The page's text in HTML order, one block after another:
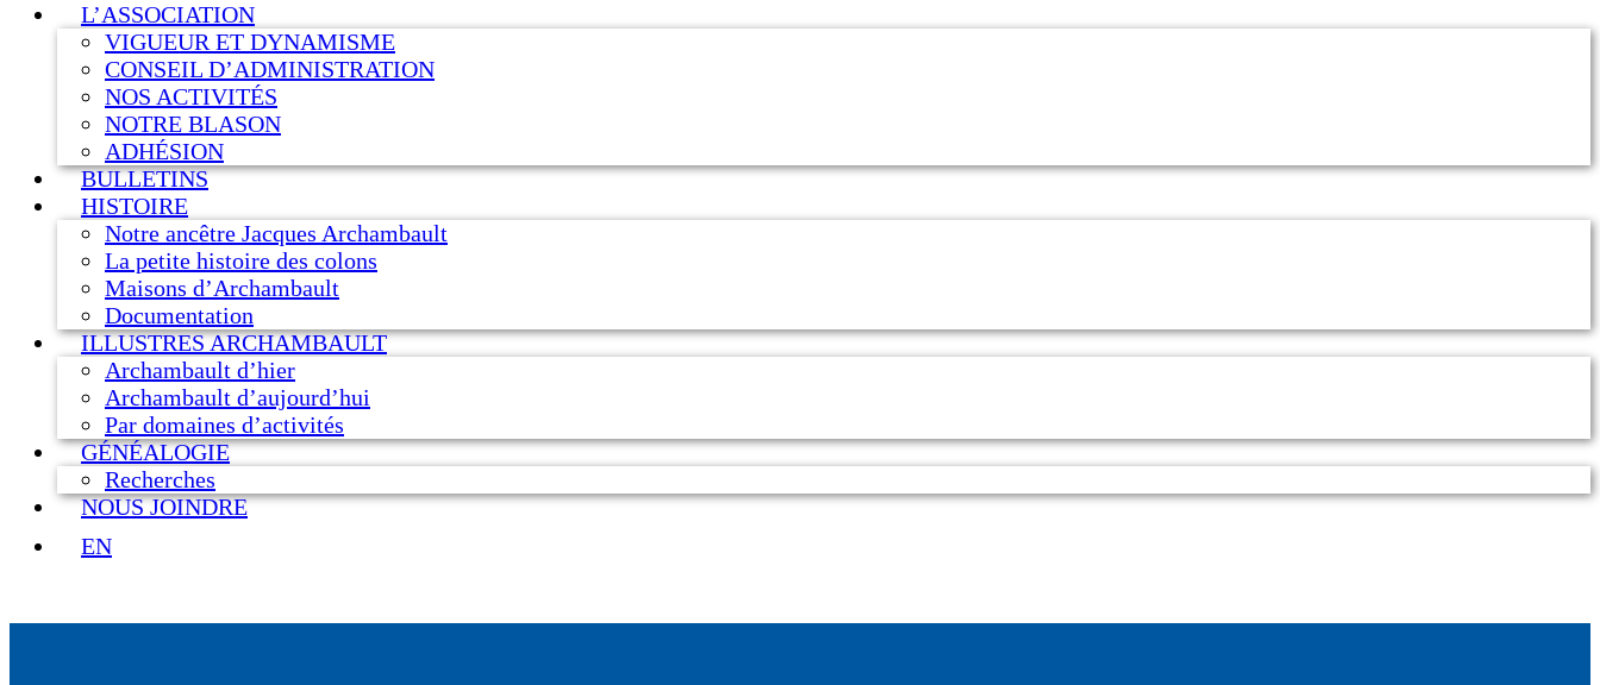
L’ASSOCIATION
VIGUEUR ET DYNAMISME
CONSEIL D’ADMINISTRATION
NOS ACTIVITÉS
NOTRE BLASON
ADHÉSION
BULLETINS
HISTOIRE
Notre ancêtre Jacques Archambault
La petite histoire des colons
Maisons d’Archambault
Documentation
ILLUSTRES ARCHAMBAULT
Archambault d’hier
Archambault d’aujourd’hui
Par domaines d’activités
GÉNÉALOGIE
Recherches
NOUS JOINDRE
EN